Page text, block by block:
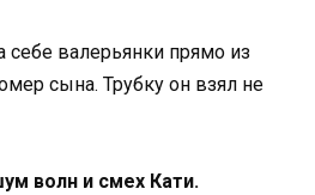
себе валерьянки прямо из
сына. Трубку он взял не
волн и смех Кати.